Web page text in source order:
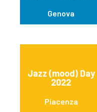
Genova
Jazz (mood) Day
2022
Piacenza